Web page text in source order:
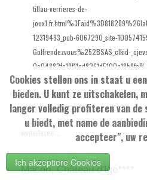
tillau-verrieres-de-
12319493_pub-6067290_site-
Golfrendezvous%252BSAS_clkid-
05-04%3Bcheckout%3D2023-05-
Quel lien ?Booking.com
Mâcon, Château d'Igé****
Cookies stellen ons in staat u
bieden. U kunt ze uitschakelen,
langer volledig profiteren van de
u biedt, met name de
accepteer", uw
Ich akzeptiere Cookies